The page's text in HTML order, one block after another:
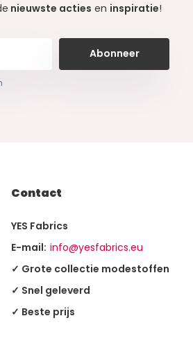
nieuwste acties en inspiratie!
Abonneer
Contact
YES Fabrics
E-mail: info@yesfabrics.eu
✓ Grote collectie modestoffen
✓ Snel geleverd
✓ Beste prijs